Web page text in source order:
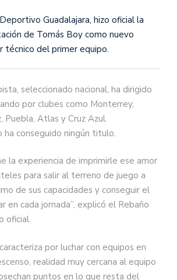
Guadalajara, hizo oficial la
de Tomás Boy como nuevo
técnico del primer equipo.
seleccionado nacional, ha dirigido
por clubes como Monterrey,
Puebla, Atlas y Cruz Azul.
ha conseguido ningún titulo.
la experiencia de imprimirle ese amor
para salir al terreno de juego a
de sus capacidades y conseguir el
en cada jornada”, explicó el Rebaño
oficial.
por luchar con equipos en
realidad muy cercana al equipo
puntos en lo que resta del